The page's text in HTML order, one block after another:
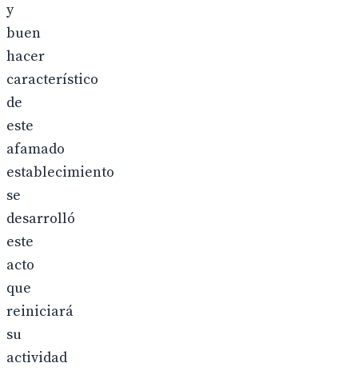
y
buen
hacer
característico
de
este
afamado
establecimiento
se
desarrolló
este
acto
que
reiniciará
su
actividad